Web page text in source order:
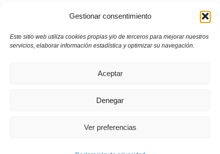
Gestionar consentimiento
Este sitio web utiliza cookies propias y/o de terceros para mejorar nuestros
servicios, elaborar información estadística y optimizar su navegación.
Aceptar
Denegar
Ver preferencias